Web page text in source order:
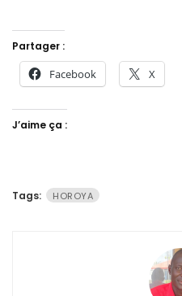
Partager :
Facebook X
J’aime ça :
Tags: HOROYA